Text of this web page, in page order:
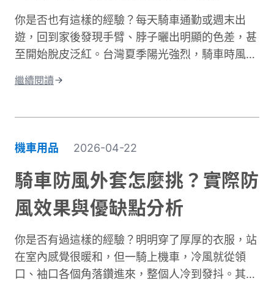
型，更是守護生命的投資。本文將深入解析機車防
摔褲的防護原理、材質差異、CE認證標準，以及
如何根據通勤或長途需求進行防摔褲選購。讓你找
到兼顧安全、舒適與預算的理想選擇。
你是否也有這樣的經驗？每天騎車通勤或週末出
遊，回到家後發現手臂、脖子曬出明顯的色差，甚
至開始脫皮泛紅。台灣夏季陽光強烈，騎車時風吹
少。許多人以為騎車防曬只是愛美的選擇，其實這
下來容易造成曬傷、曬黑，甚至加速肌膚老化。別
擔心，做好紫外線防護並不複雜！本文將帶你了解
台灣氣候下的曝曬風險，並分享從頭部到腳部的完
整防曬裝備選擇。只要掌握正確方法，你也能在享
受騎車樂趣的同時，有效保護肌膚，遠離曬傷困
繼續閱讀
機車用品 2026-04-22
騎車防風外套怎麼挑？實際防
風效果與優缺點分析
你是否有過這樣的經驗？明明穿了厚厚的衣服，站
在室內感覺很暖和，但一騎上機車，冷風就從領
口、袖口各個角落鑽進來，整個人冷到發抖。其實